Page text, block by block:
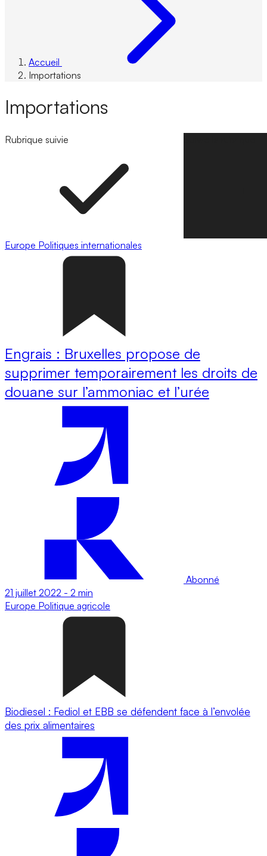
Accueil
Importations
Importations
Rubrique suivie
Europe Politiques internationales
Engrais : Bruxelles propose de
supprimer temporairement les droits de
douane sur l’ammoniac et l’urée
Abonné
21 juillet 2022 - 2 min
Europe Politique agricole
Biodiesel : Fediol et EBB se défendent face à l’envolée
des prix alimentaires